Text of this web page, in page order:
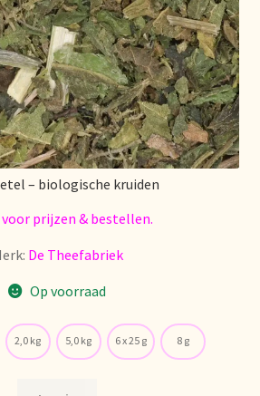
– biologische kruiden
prijzen & bestellen.
De Theefabriek
Op voorraad
2,0 kg 5,0 kg 6 x 25 g 8 g